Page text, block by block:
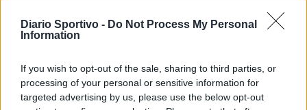
Diario Sportivo - Do Not Process My Personal
Information
If you wish to opt-out of the sale, sharing to third parties, or
processing of your personal or sensitive information for
targeted advertising by us, please use the below opt-out
PIÙ LETTI OGGI
L'Ossese si prepara all'esordio in D: Forzati,
Cabrera, Tesio, Limongelli, Bolzicco e tanti
giovani tra i…